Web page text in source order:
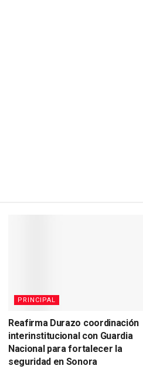
PRINCIPAL
Reafirma Durazo coordinación
interinstitucional con Guardia
Nacional para fortalecer la
seguridad en Sonora